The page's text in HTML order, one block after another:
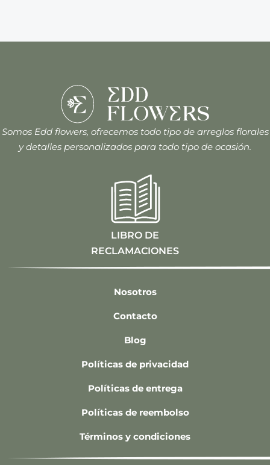
Somos Edd flowers, ofrecemos todo tipo de arreglos florales
y detalles personalizados para todo tipo de ocasión.
LIBRO DE
RECLAMACIONES
Nosotros
Contacto
Blog
Políticas de privacidad
Políticas de entrega
Políticas de reembolso
Términos y condiciones